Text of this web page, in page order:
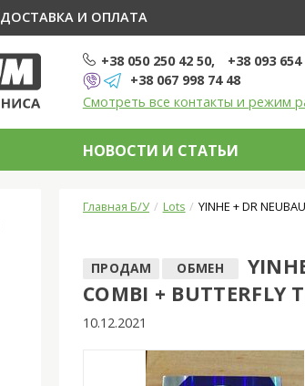
ДОСТАВКА И ОПЛАТА
+38 050 250 42 50
+38 093 654
+38 067 998 74 48
Смотреть все контакты и режим
НОВОСТИ И СТАТЬИ
Главная Б/У Lots YINHE + DR
ПРОДАМ ОБМЕН
COMBI + BUTTERFLY
10.12.2021